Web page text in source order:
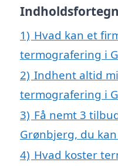
1) Hvad kan et
termografering i
2) Indhent altid
termografering i
3) Få nemt 3
Grønbjerg, du
4) Hvad koster